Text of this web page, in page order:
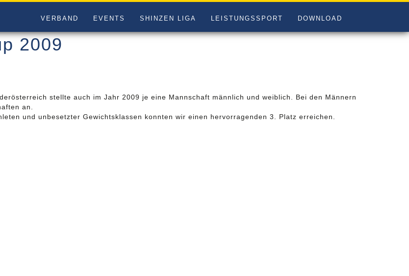
VERBAND EVENTS SHINZEN LIGA LEISTUNGSSPORT DOWNLOAD
2009
stellte auch im Jahr 2009 je eine Mannschaft männlich und weiblich. Bei den Männern
an.
und unbesetzter Gewichtsklassen konnten wir einen hervorragenden 3. Platz erreichen.